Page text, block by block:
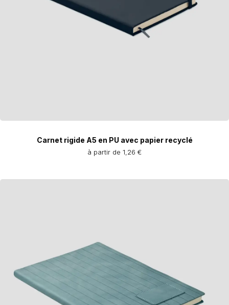
Carnet rigide A5 en PU avec papier recyclé
à partir de 1,26 €